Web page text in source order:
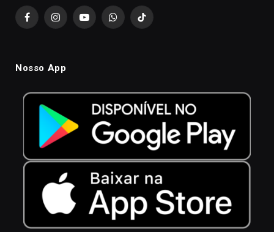
FacebookInstagramYouTubeWhatsAppTikTok
Nosso App